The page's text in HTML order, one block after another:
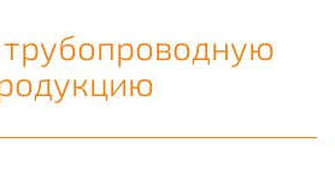
трубопроводную